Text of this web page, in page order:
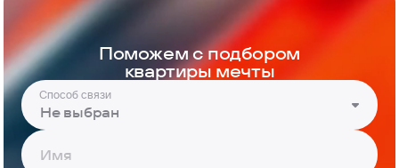
Поможем с подбором
квартиры мечты
Способ связи
Не выбран